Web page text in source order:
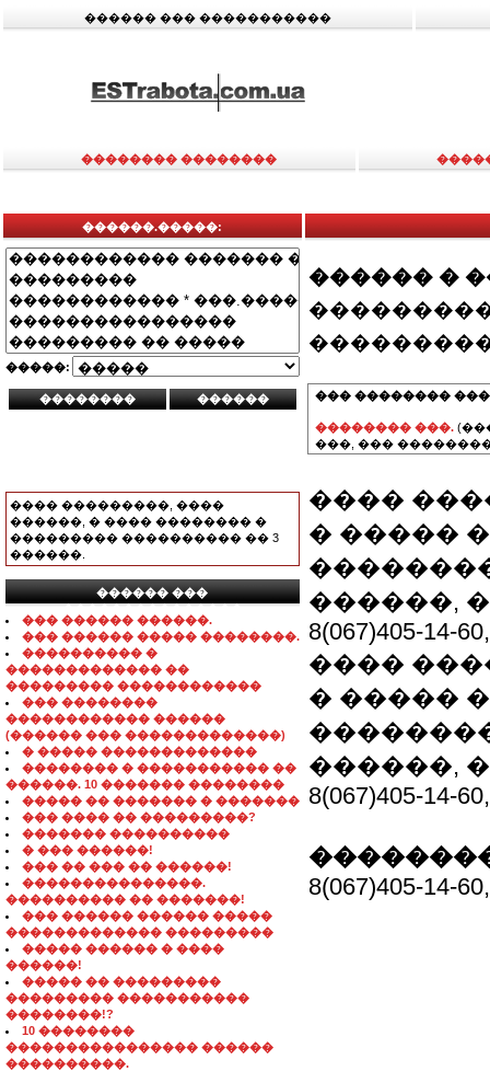
������ ��� �����������
�������� ��������
������.�����:
�����:
���� ���������, ����
������, � ���� �������� �
��������� ���������� �� 3
������.
������ ���
���������������
��� ������ ������.
��� ������ ����� ��������.
���������� �
������������� ��
��������� ������������
��� ��������
������������ ������
(������ ��� �������������)
� ����� �������������
�������� � ����������� ��
������. 10 ������� ��������
����� �� ������� � �������
��� ���� �� ���������?
������� ����������
� ��� ������!
��� �� ��� �� ������!
���������������.
���������� �� �������!
��� ������ ������ �����
������������� ���������
����� ������ � ����
������!
����� �� ���������
��������� �����������
��������!?
10 ��������
���������������� ������
����������.
������ �
��� ��������
�������� ���.
���, ���
����
� �����
������,
8(067)405-14-
����
� �����
������,
8(067)405-14-
8(067)405-14-